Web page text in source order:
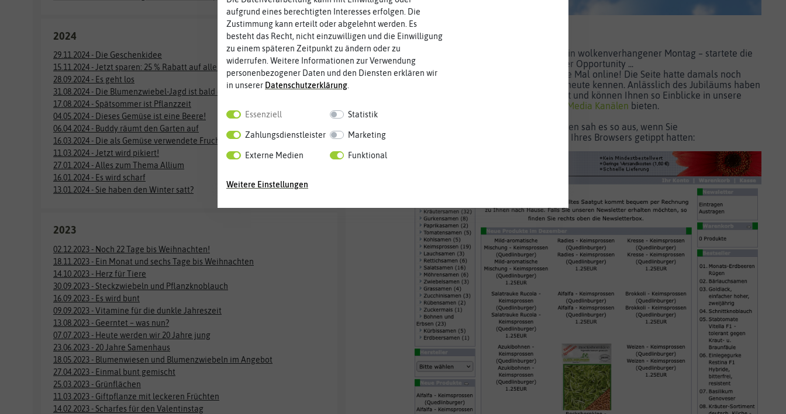
2024
13.01.2024 - Sie haben den Winter satt?
16.01.2024 - Es wird scharf
27.01.2024 - Alles zum Thema Allium
11.03.2024 - Jetzt wird pikiert!
16.03.2024 - Die als Gemüse verwendete Frucht, die eine Beere ist
06.04.2024 - Buddy räumt den Garten auf
04.05.2024 - Dieses Gemüse ist eine Beere!
17.08.2024 - Spätsommer ist Pflanzzeit
31.08.2024 - Die Blumenzwiebel-Jagd ist bald eröffnet
28.09.2024 - Es geht los
15.11.2024 - Jetzt sparen: 25 % Rabatt auf alle vorrätigen Produkte!
29.11.2024 - Die Geschenkidee
2023
14.02.2023 - Scharfes für den Valentinstag
11.03.2023 - Giftpflanze mit leckeren Früchten
25.03.2023 - Grünflächen
27.04.2023 - Einmal bunt gemischt
18.05.2023 - Blumenwiesen und Blumenzwiebeln im Angebot
23.06.2023 - 20 Jahre Samenhaus
07.07.2023 - Heute werden wir 20 Jahre jung
13.08.2023 - Geerntet – was nun?
09.09.2023 - Vitamine für die dunkle Jahreszeit
16.09.2023 - Es wird bunt
30.09.2023 - Steckzwiebeln und Pflanzknoblauch
14.10.2023 - Herz für Tiere
18.11.2023 - Ein Monat und sechs Tage bis Weihnachten
02.12.2023 - Noch 22 Tage bis Weihnachten!
Hallo liebe:r Gartenfreund:in!
Genau heute vor 20 Jahren – es war ein wolkenverhangener Montag – startete die
NASA-Raumsonde mit dem Mars-Rover Opportunity ...
undwww.samenhaus.de
ging das erste Mal online! Die Seite hatte damals noch
wenig gemein mit dem Shop, den Sie heute kennen. Anlässlich des Jubiläums haben
wir ein wenig in den Archiven gekramt und können Ihnen so Einblicke in unsere
Social Media Kanälen bieten.
Hier ein kleiner Rückblick. Vor 20 Jahren sah es so aus, wenn Sie
in die Adresszeile Ihres Browsers getippt hatten:
aufgrund eines berechtigten Interesses erfolgen. Die
Zustimmung kann erteilt oder abgelehnt werden. Es
besteht das Recht, nicht einzuwilligen und die Einwilligung
zu einem späteren Zeitpunkt zu ändern oder zu
widerrufen. Weitere Informationen zur Verwendung
personenbezogener Daten und den Diensten erklären wir
in unserer Daten­schutz­erklärung
Essenziell Statistik
Zahlungsdienstleister Marketing
Externe Medien Funktional
Weitere Einstellungen